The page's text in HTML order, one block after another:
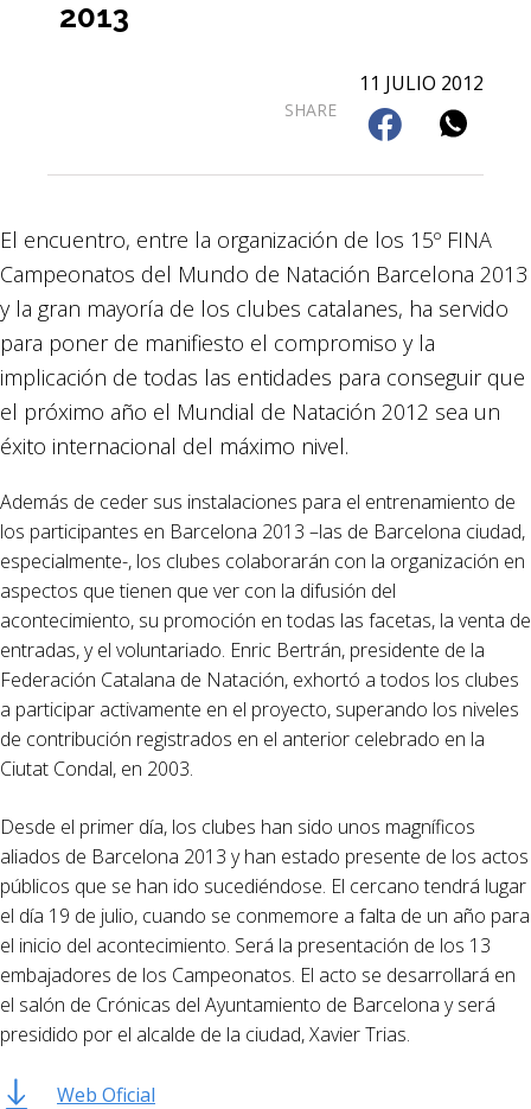
2013
11 JULIO 2012
SHARE
El encuentro, entre la organización de los 15º FINA
Campeonatos del Mundo de Natación Barcelona 2013
y la gran mayoría de los clubes catalanes, ha servido
para poner de manifiesto el compromiso y la
implicación de todas las entidades para conseguir que
el próximo año el Mundial de Natación 2012 sea un
éxito internacional del máximo nivel.
Además de ceder sus instalaciones para el entrenamiento de
los participantes en Barcelona 2013 –las de Barcelona ciudad,
especialmente-, los clubes colaborarán con la organización en
aspectos que tienen que ver con la difusión del
acontecimiento, su promoción en todas las facetas, la venta de
entradas, y el voluntariado. Enric Bertrán, presidente de la
Federación Catalana de Natación, exhortó a todos los clubes
a participar activamente en el proyecto, superando los niveles
de contribución registrados en el anterior celebrado en la
Ciutat Condal, en 2003.
Desde el primer día, los clubes han sido unos magníficos
aliados de Barcelona 2013 y han estado presente de los actos
públicos que se han ido sucediéndose. El cercano tendrá lugar
el día 19 de julio, cuando se conmemore a falta de un año para
el inicio del acontecimiento. Será la presentación de los 13
embajadores de los Campeonatos. El acto se desarrollará en
el salón de Crónicas del Ayuntamiento de Barcelona y será
presidido por el alcalde de la ciudad, Xavier Trias.
Web Oficial